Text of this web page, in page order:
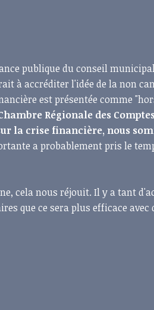
publique du conseil
à accréditer l'idée de la non
est présentée comme
Régionale des
la crise financière, nous
a probablement pris le
cela nous réjouit. Il y a tant
que ce sera plus efficace avec